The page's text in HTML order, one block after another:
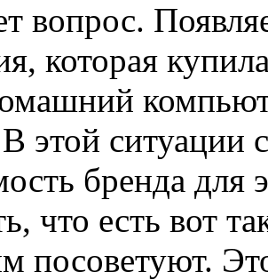
вопрос.
которая
этой ситуации
бренда
что есть вот
посоветуют.